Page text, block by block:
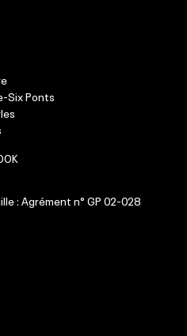
Six Ponts
: Agrément n° GP 02-028